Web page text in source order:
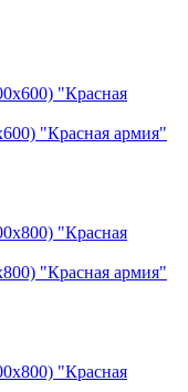
"Красная армия"
"Красная армия"